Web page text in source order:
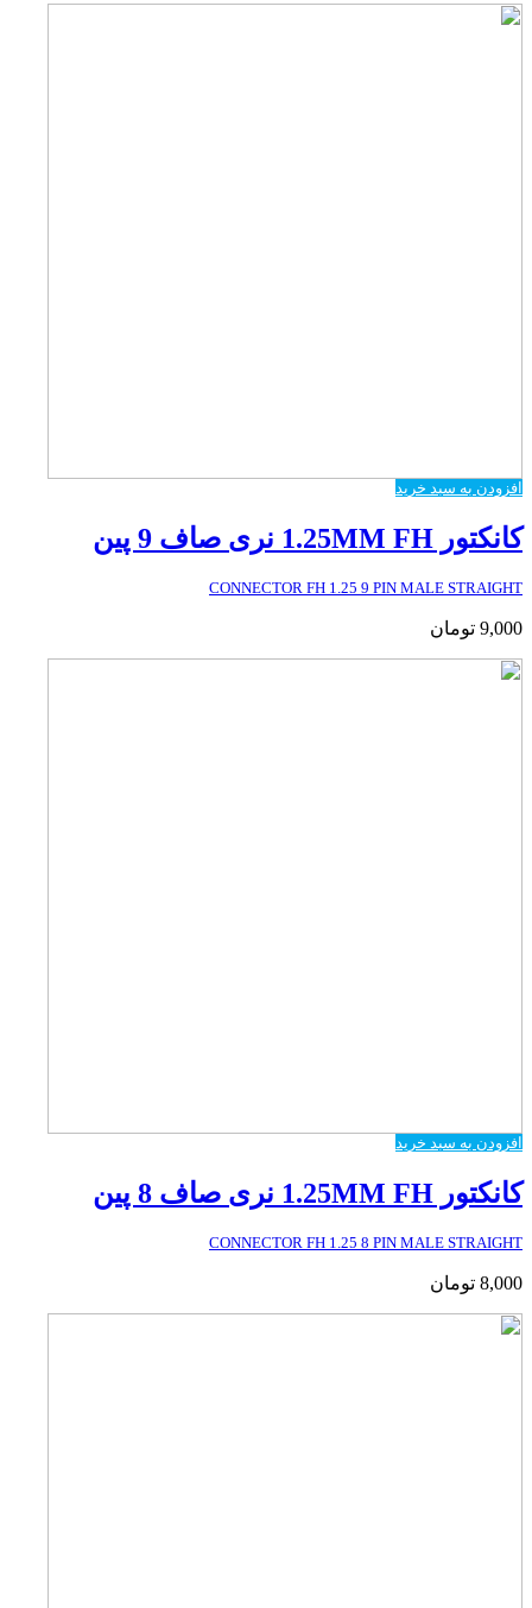
افزودن به سبد خرید
کانکتور 1.25MM FH نری صاف 9 پین
CONNECTOR FH 1.25 9 PIN MALE STRAIGHT
9,000 تومان
افزودن به سبد خرید
کانکتور 1.25MM FH نری صاف 8 پین
CONNECTOR FH 1.25 8 PIN MALE STRAIGHT
8,000 تومان